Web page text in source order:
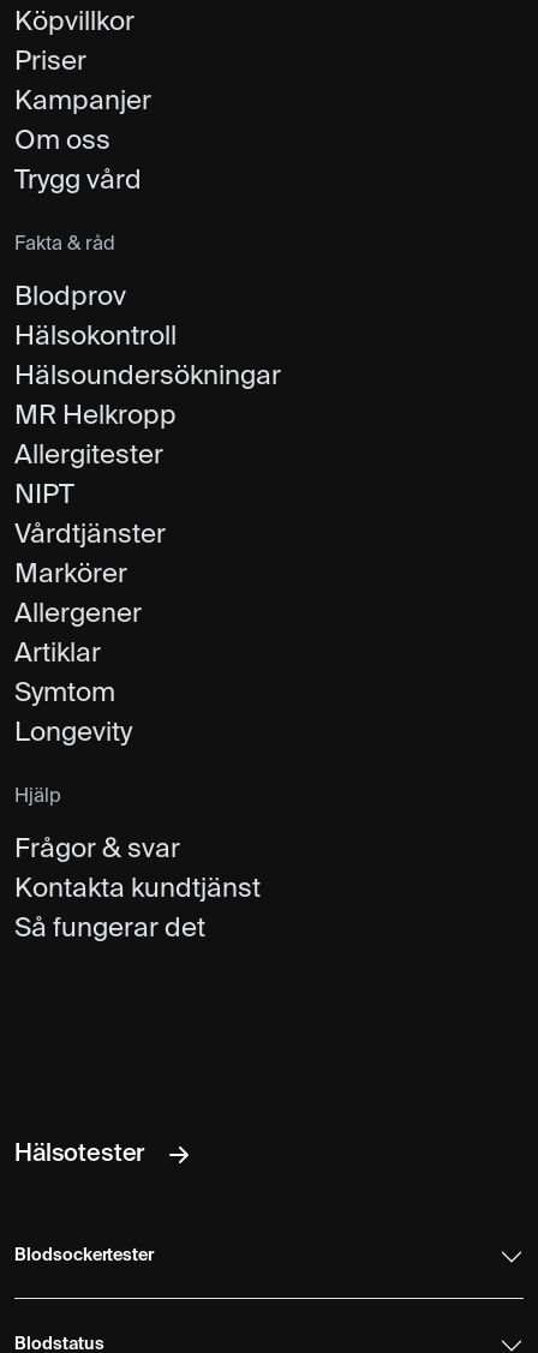
Köpvillkor
Priser
Kampanjer
Om oss
Trygg vård
Fakta & råd
Blodprov
Hälsokontroll
Hälsoundersökningar
MR Helkropp
Allergitester
NIPT
Vårdtjänster
Markörer
Allergener
Artiklar
Symtom
Longevity
Hjälp
Frågor & svar
Kontakta kundtjänst
Så fungerar det
Hälsotester
Blodsockertester
Blodstatus